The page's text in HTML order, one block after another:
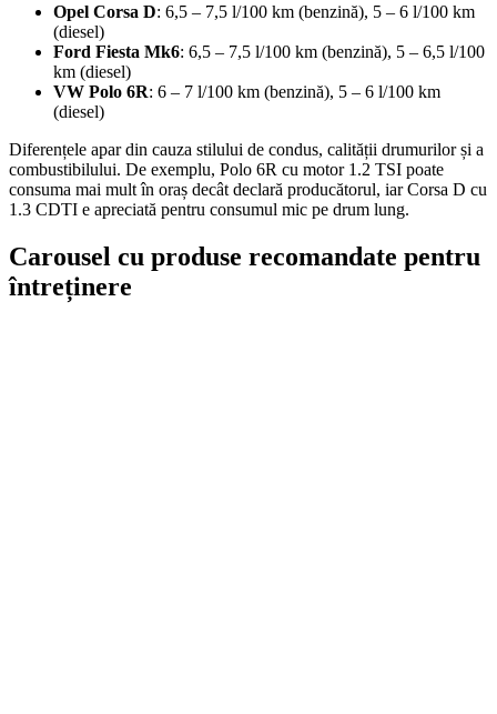
Opel Corsa D: 6,5 – 7,5 l/100 km (benzină), 5 – 6 l/100 km
(diesel)
Ford Fiesta Mk6: 6,5 – 7,5 l/100 km (benzină), 5 – 6,5 l/100
km (diesel)
VW Polo 6R: 6 – 7 l/100 km (benzină), 5 – 6 l/100 km
(diesel)
Diferențele apar din cauza stilului de condus, calității drumurilor și a
combustibilului. De exemplu, Polo 6R cu motor 1.2 TSI poate
consuma mai mult în oraș decât declară producătorul, iar Corsa D cu
1.3 CDTI e apreciată pentru consumul mic pe drum lung.
Carousel cu produse recomandate pentru
întreținere